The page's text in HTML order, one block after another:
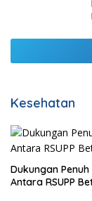
Kesehatan
Dukungan
Antara RSUPP